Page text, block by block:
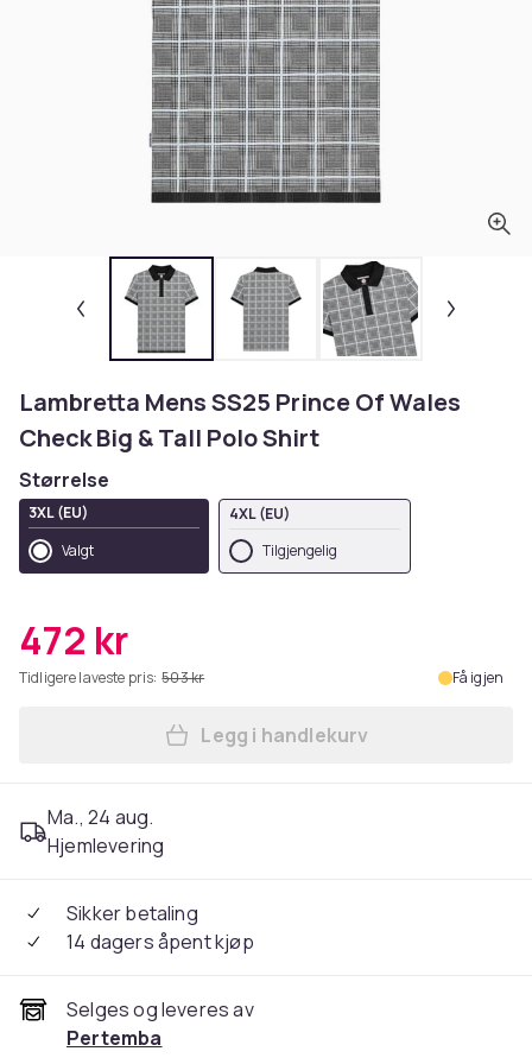
Lambretta Mens SS25 Prince Of Wales
Check Big & Tall Polo Shirt
Størrelse
3XL (EU)
Valgt
4XL (EU)
Tilgjengelig
472 kr
Tidligere laveste pris: 503 kr Få igjen
Legg Lambretta Mens
Legg i handlekurv
Ma., 24 aug.
Hjemlevering
Sikker betaling
14 dagers åpent kjøp
Selges og leveres av
Pertemba